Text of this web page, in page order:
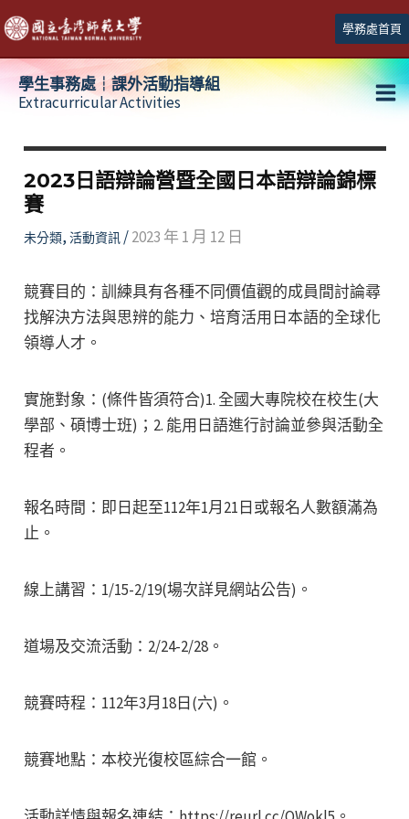
跳
至
主
學務處首頁
學生事務處┆課外活動指導組
Extracurricular Activities
2023日語辯論營暨全國日本語辯論錦標
賽
未分類, 活動資訊/2023 年 1 月 12 日
​競賽目的：訓練具有各種不同價值觀的成員間討論尋
找解決方法與思辨的能力、培育活用日本語的全球化
領導人才。
實施對象：(條件皆須符合)1. 全國大專院校在校生(大
學部、碩博士班)；2. 能用日語進行討論並參與活動全
程者。
報名時間：即日起至112年1月21日或報名人數額滿為
止。
線上講習：1/15-2/19(場次詳見網站公告)。
道場及交流活動：2/24-2/28。
競賽時程：112年3月18日(六)。
競賽地點：本校光復校區綜合一館。